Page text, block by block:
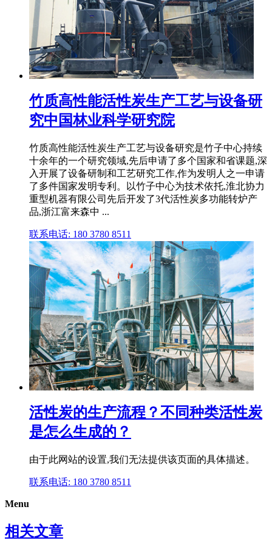
竹质高性能活性炭生产工艺与设备研
究中国林业科学研究院
竹质高性能活性炭生产工艺与设备研究是竹子中心持续
十余年的一个研究领域,先后申请了多个国家和省课题,深
入开展了设备研制和工艺研究工作,作为发明人之一申请
了多件国家发明专利。以竹子中心为技术依托,淮北协力
重型机器有限公司先后开发了3代活性炭多功能转炉产
品,浙江富来森中 ...
联系电话: 180 3780 8511
活性炭的生产流程？不同种类活性炭
是怎么生成的？
由于此网站的设置,我们无法提供该页面的具体描述。
联系电话: 180 3780 8511
Menu
相关文章